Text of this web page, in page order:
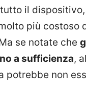
il
più costoso
se notate che
a sufficienza,
potrebbe non